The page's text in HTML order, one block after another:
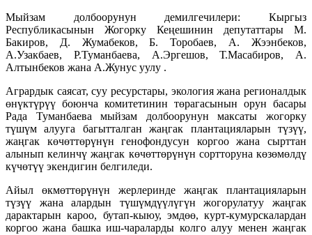
Мыйзам долбоорунун демилгечилери: Кыргыз
Республикасынын Жогорку Кеңешинин депутаттары М.
Бакиров, Д. Жумабеков, Б. Торобаев, А. Жээнбеков,
А.Узакбаев, Р.Туманбаева, А.Эргешов, Т.Масабиров, А.
Алтынбеков жана А.Жунус уулу .
Агрардык саясат, суу ресурстары, экология жана регионалдык
өнүктүрүү боюнча комитетинин төрагасынын орун басары
Рада Туманбаева мыйзам долбоорунун максаты жогорку
түшүм алууга багытталган жаңгак плантацияларын түзүү,
жаңгак көчөттөрүнүн генофондусун коргоо жана сырттан
алынып келинчү жаңгак көчөттөрүнүн сортторуна көзөмөлдү
күчөтүү экендигин белгиледи.
Айыл өкмөттөрүнүн жерлеринде жаңгак плантацияларын
түзүү жана алардын түшүмдүүлүгүн жогорулатуу жаңгак
дарактарын кароо, бутап-кыюу, эмдөө, курт-кумурскалардан
коргоо жана башка иш-чараларды колго алуу менен жаңгак